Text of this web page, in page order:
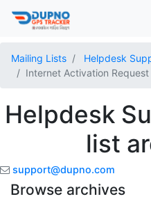
Mailing Lists
Helpdesk
Internet Activation Request
Helpdesk
list
support@dupno.com
Browse archives